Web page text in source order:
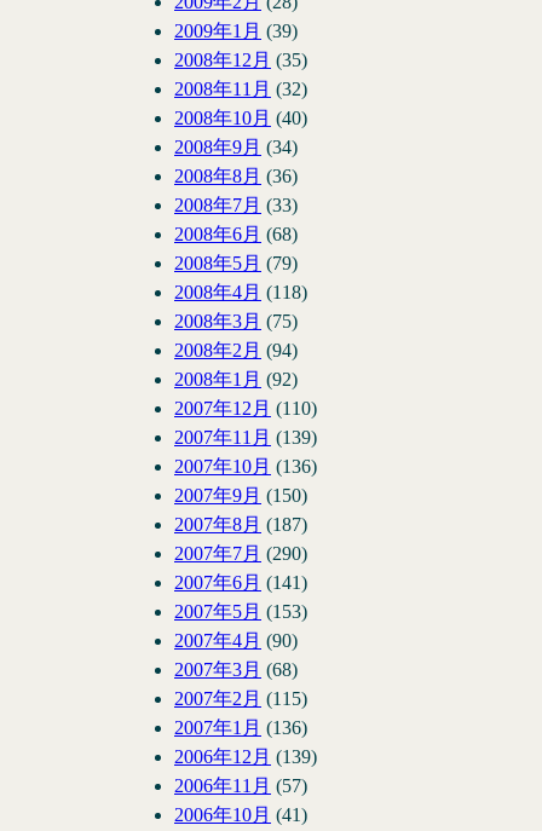
2009年1月 (39)
2008年12月 (35)
2008年11月 (32)
2008年10月 (40)
2008年9月 (34)
2008年8月 (36)
2008年7月 (33)
2008年6月 (68)
2008年5月 (79)
2008年4月 (118)
2008年3月 (75)
2008年2月 (94)
2008年1月 (92)
2007年12月 (110)
2007年11月 (139)
2007年10月 (136)
2007年9月 (150)
2007年8月 (187)
2007年7月 (290)
2007年6月 (141)
2007年5月 (153)
2007年4月 (90)
2007年3月 (68)
2007年2月 (115)
2007年1月 (136)
2006年12月 (139)
2006年11月 (57)
2006年10月 (41)